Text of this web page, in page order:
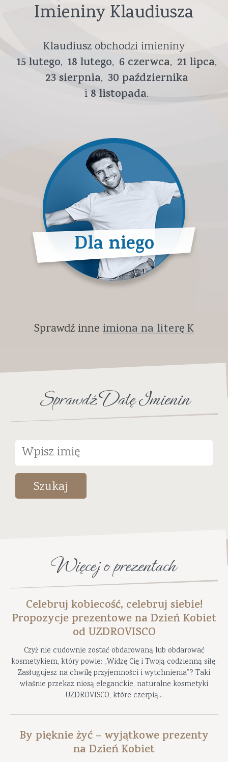
Imieniny Klaudiusza
Klaudiusz obchodzi imieniny
15lutego 18 lutego 6 czerwca 21lipca
23sierpnia 30 października
8 listopada
Dla niego
Sprawdź inne imiona na literę K
Sprawdź Datę Imienin
Szukaj
Więcej o prezentach
Celebruj kobiecość, celebruj siebie!
Propozycje prezentowe na Dzień Kobiet
od UZDROVISCO
Czyż nie cudownie zostać obdarowaną lub obdarować
kosmetykiem, który powie: „Widzę Cię i Twoją codzienną siłę.
Zasługujesz na chwilę przyjemności i wytchnienia”? Taki
właśnie przekaz niosą eleganckie, naturalne kosmetyki
UZDROVISCO, które czerpią...
By pięknie żyć – wyjątkowe prezenty
na Dzień Kobiet